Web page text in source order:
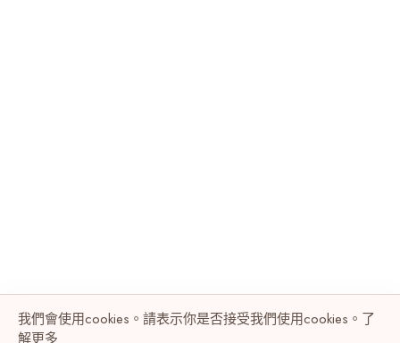
我們會使用cookies。請表示你是否接受我們使用cookies。了
解更多